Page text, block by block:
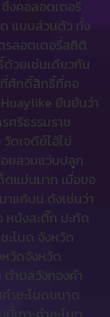
ซึ่งคอลอตเตอรี่
แบบส่วนตัว ทั้ง
รลอตเตอรี่สถิติ
วยเช่นเดียวกัน
ที่ศักดิ์สิทธิ์ที่คอ
ยืนยันว่า
ศรีธรรมราช
ดเจดีย์ไอ้ไข่
อยสวมแว่นปลูก
ดแม่นมาก เมื่อขอ
าแก้บน ดังเช่นว่า
หนังสะติ๊ก ปะทัด
ะโนด จังหวัด
วัดจังหวัด
ำบลวังทองคำ
ำชะโนดขนาด